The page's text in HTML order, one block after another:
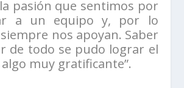
pasión que sentimos por
a un equipo y, por lo
nos apoyan. Saber
de todo se pudo lograr el
muy gratificante”.